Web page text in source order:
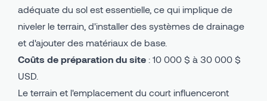
adéquate du sol est essentielle, ce qui implique de
niveler le terrain, d'installer des systèmes de drainage
et d'ajouter des matériaux de base.
Coûts de préparation du site : 10 000 $ à 30 000 $
USD.
Le terrain et l'emplacement du court influenceront